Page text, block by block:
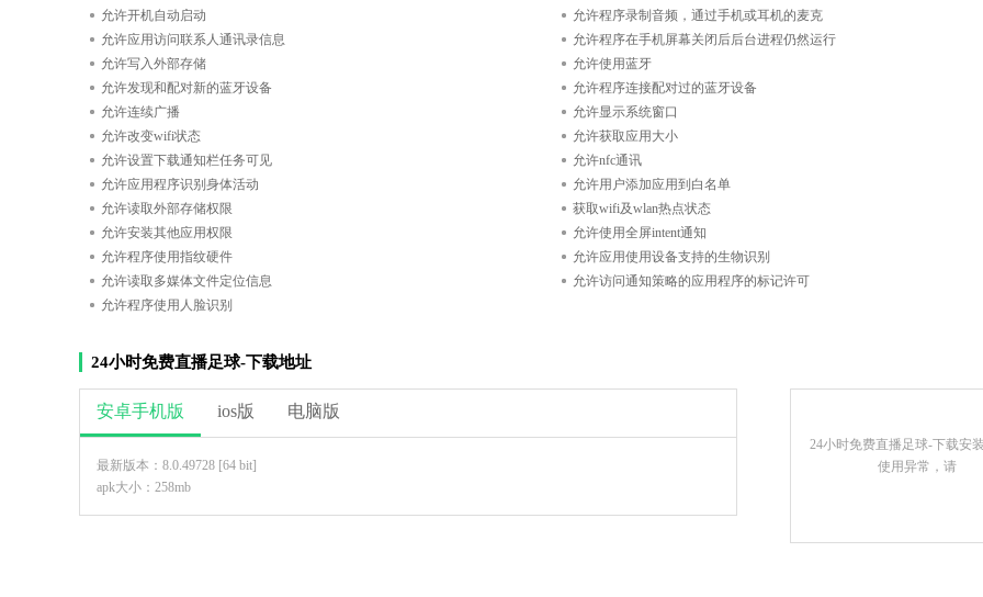
允许开机自动启动
允许程序录制音频，通过手机或耳机的麦克
允许应用访问联系人通讯录信息
允许程序在手机屏幕关闭后后台进程仍然运行
允许写入外部存储
允许使用蓝牙
允许发现和配对新的蓝牙设备
允许程序连接配对过的蓝牙设备
允许连续广播
允许显示系统窗口
允许改变wifi状态
允许获取应用大小
允许设置下载通知栏任务可见
允许nfc通讯
允许应用程序识别身体活动
允许用户添加应用到白名单
允许读取外部存储权限
获取wifi及wlan热点状态
允许安装其他应用权限
允许使用全屏intent通知
允许程序使用指纹硬件
允许应用使用设备支持的生物识别
允许读取多媒体文件定位信息
允许访问通知策略的应用程序的标记许可
允许程序使用人脸识别
24小时免费直播足球-下载地址
安卓手机版 ios版 电脑版
最新版本：8.0.49728 [64 bit]
apk大小：258mb
24小时免费直播足球-下载安
使用异常，请